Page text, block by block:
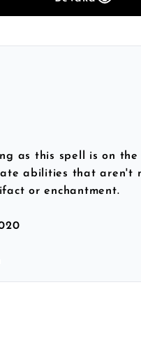
as this spell is on
abilities that aren't
or enchantment.